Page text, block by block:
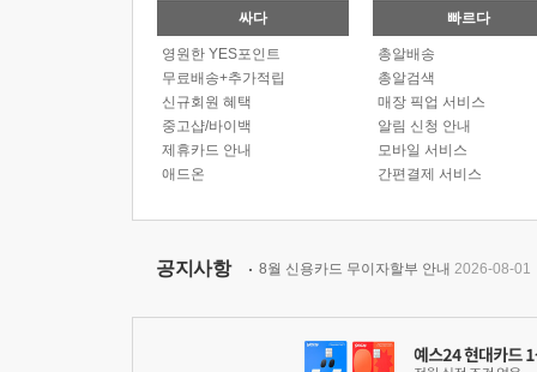
싸다
영원한 YES포인트
무료배송+추가적립
신규회원 혜택
중고샵/바이백
제휴카드 안내
애드온
빠르다
총알배송
총알검색
매장 픽업 서비스
알림 신청 안내
모바일 서비스
간편결제 서비스
공지사항 8월 신용카드 무이자할부 안내 2026-08-01